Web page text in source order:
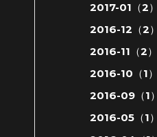
2017-01（2）
2016-12（2）
2016-11（2）
2016-10（1）
2016-09（1）
2016-05（1）